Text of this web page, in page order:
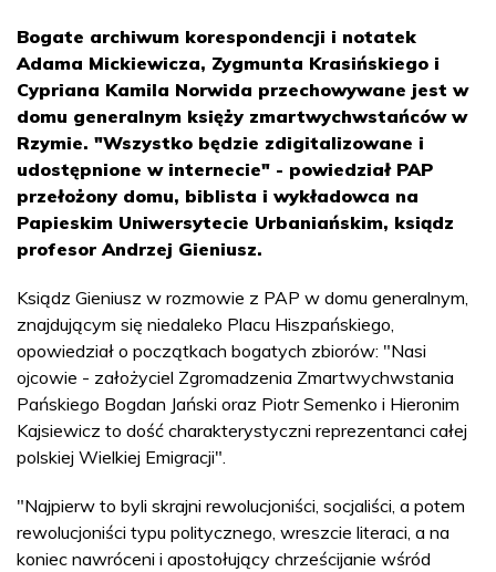
Bogate archiwum korespondencji i notatek
Adama Mickiewicza, Zygmunta Krasińskiego i
Cypriana Kamila Norwida przechowywane jest w
domu generalnym księży zmartwychwstańców w
Rzymie. "Wszystko będzie zdigitalizowane i
udostępnione w internecie" - powiedział PAP
przełożony domu, biblista i wykładowca na
Papieskim Uniwersytecie Urbaniańskim, ksiądz
profesor Andrzej Gieniusz.
Ksiądz Gieniusz w rozmowie z PAP w domu generalnym,
znajdującym się niedaleko Placu Hiszpańskiego,
opowiedział o początkach bogatych zbiorów: "Nasi
ojcowie - założyciel Zgromadzenia Zmartwychwstania
Pańskiego Bogdan Jański oraz Piotr Semenko i Hieronim
Kajsiewicz to dość charakterystyczni reprezentanci całej
polskiej Wielkiej Emigracji".
"Najpierw to byli skrajni rewolucjoniści, socjaliści, a potem
rewolucjoniści typu politycznego, wreszcie literaci, a na
koniec nawróceni i apostołujący chrześcijanie wśród